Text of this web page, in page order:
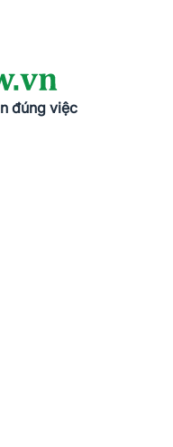
đúng việc